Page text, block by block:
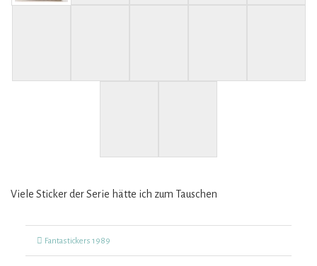
Viele Sticker der Serie hätte ich zum Tauschen
Kategorien
Fantastickers 1989